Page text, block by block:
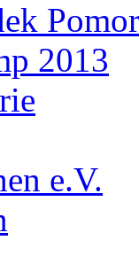
2013
e.V.